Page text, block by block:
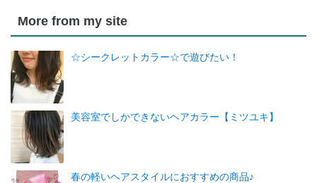
More from my site
☆シークレットカラー☆で遊びたい！
美容室でしかできないヘアカラー【ミツユキ】
春の軽いヘアスタイルにおすすめの商品♪